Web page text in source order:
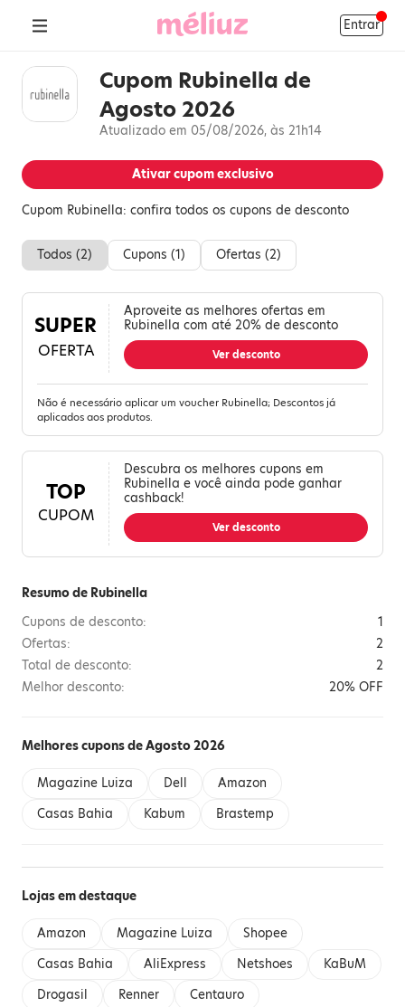
Entrar
Cupom Rubinella de
Agosto 2026
Atualizado em 05/08/2026, às 21h14
Ativar cupom exclusivo
Cupom Rubinella: confira todos os cupons de desconto
Todos (2) Cupons (1) Ofertas (2)
SUPER
OFERTA
Aproveite as melhores ofertas em
Rubinella com até 20% de desconto
Ver desconto
Não é necessário aplicar um voucher Rubinella; Descontos já
aplicados aos produtos.
TOP
CUPOM
Descubra os melhores cupons em
Rubinella e você ainda pode ganhar
cashback!
Ver desconto
Resumo de Rubinella
Cupons de desconto:
1
Ofertas:
2
Total de desconto:
2
Melhor desconto:
20% OFF
Melhores cupons de Agosto 2026
Magazine Luiza Dell
Amazon
Casas Bahia
Kabum Brastemp
Lojas em destaque
Amazon Magazine Luiza
Shopee
Casas Bahia
AliExpress Netshoes
KaBuM
Drogasil
Renner
Centauro